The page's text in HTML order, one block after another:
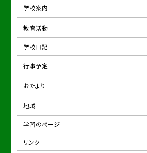
学校案内
教育活動
学校日記
行事予定
おたより
地域
学習のページ
リンク